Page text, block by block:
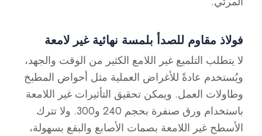
فولاذ مقاوم للصدأ بلمسة نهائية غير لامعة
لا يتطلب التلميع غير اللامع الكثير من الوقت والجهد،
ويُستخدم عادةً للأغراض العملية مثل أحواض المطبخ
وطاولات العمل. ويمكن تحقيق التأثيرات غير اللامعة
باستخدام ورق صنفرة بحجم 240 و300. ولا تترك
الأسطح غير اللامعة بصمات الأصابع والبقع بسهولة،